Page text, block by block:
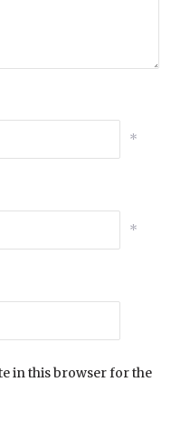
*
*
in this browser for the